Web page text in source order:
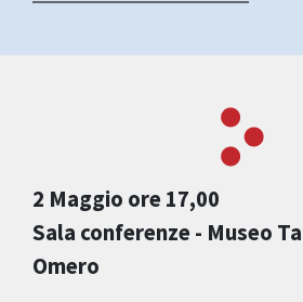
2 Maggio ore 17,00
Sala conferenze - Museo
Omero